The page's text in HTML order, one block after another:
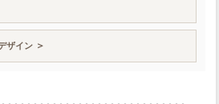
ザイン